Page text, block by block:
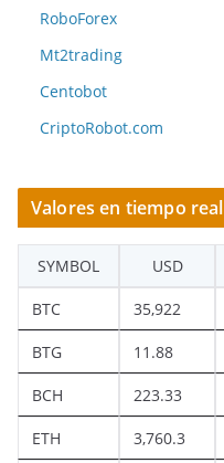
RoboForex
Mt2trading
Centobot
CriptoRobot.com
Valores en tiempo real
SYMBOL USD
BTC 35,922
BTG 11.88
BCH 223.33
ETH 3,760.3